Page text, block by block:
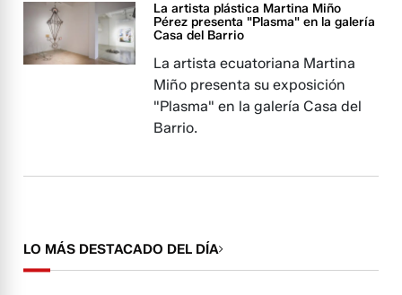
La artista plástica Martina Miño
Pérez presenta "Plasma" en la galería
Casa del Barrio
La artista ecuatoriana Martina
Miño presenta su exposición
"Plasma" en la galería Casa del
Barrio.
LO MÁS DESTACADO DEL DÍA